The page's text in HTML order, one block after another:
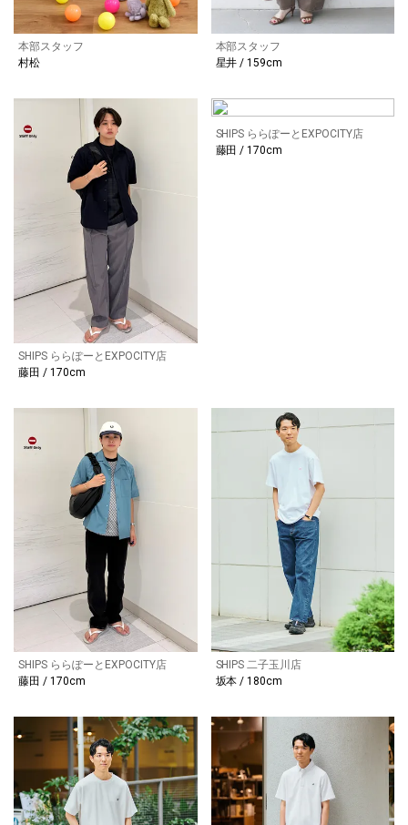
本部スタッフ
村松
本部スタッフ
星井 / 159cm
SHIPS ららぽーとEXPOCITY店
藤田 / 170cm
SHIPS ららぽーとEXPOCITY店
藤田 / 170cm
SHIPS ららぽーとEXPOCITY店
藤田 / 170cm
SHIPS 二子玉川店
坂本 / 180cm